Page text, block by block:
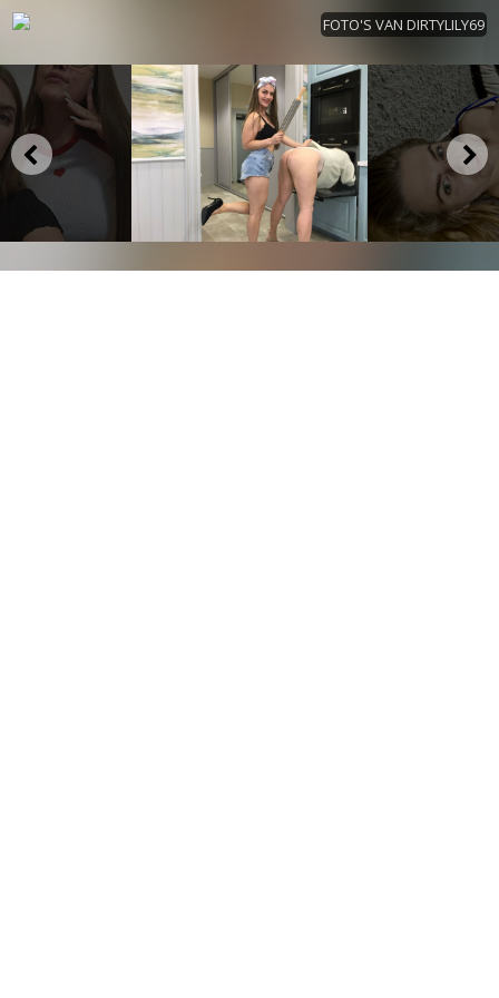
FOTO'S VAN DIRTYLILY69